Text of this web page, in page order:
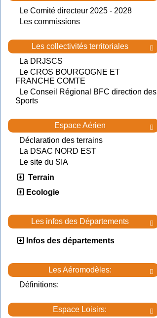
Le Comité directeur 2025 - 2028
Les commissions

Les collectivités territoriales
La DRJSCS
Le CROS BOURGOGNE ET
FRANCHE COMTE
Le Conseil Régional BFC direction des
Sports

Espace Aérien
Déclaration des terrains
La DSAC NORD EST
Le site du SIA
Terrain
Ecologie

Les infos des Départements
Infos des départements

Les Aéromodèles:
Définitions:

Espace Loisirs: